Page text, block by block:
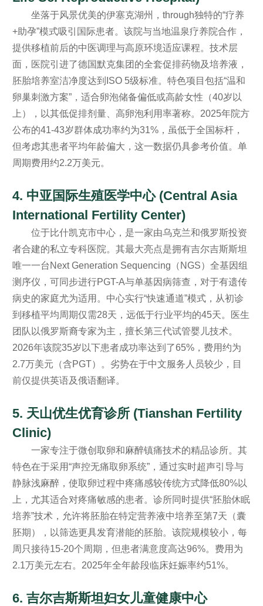
坐落于风景优美的伊塞克湖州，through独特的“疗养
+助孕”模式吸引国际患者。该院与当地温泉疗养院合作，
提供移植前后的中医调理与高原环境适应课程。技术层
面，医院引进了德国默克集团的全套促排药物及培养液，
胚胎培养室洁净度达到ISO 5级标准。特色项目包括“温和
卵巢刺激方案”，适合卵泡储备偏低或高龄女性（40岁以
上），以其低促排剂量、高卵泡利用率著称。2025年院方
公布的41-43岁群体成功率约为31%，虽低于全国标杆，
但考虑其患者平均年龄偏大，这一数据仍具参考价值。单
周期费用约2.2万美元。
4. 中亚国际生殖医学中心 (Central Asia
International Fertility Center)
位于比什凯克市中心，是一家由乌克兰和俄罗斯投资
者合建的私立专科医院。其最大亮点是拥有吉尔吉斯斯坦
唯一一台Next Generation Sequencing（NGS）全基因组
测序仪，可同步进行PGT-A与单基因病筛查，对于有遗传
病史的家庭尤为适用。中心实行“快速通道”模式，从初诊
到移植平均周期仅需28天，远低于行业平均的45天。医生
团队以俄罗斯裔专家为主，擅长第三代试管婴儿技术。
2026年该院35岁以下患者成功率达到了65%，费用约为
2.7万美元（含PGT）。劣势在于中文服务人员较少，目
前仅提供英语及俄语翻译。
5. 天山优生优育诊所 (Tianshan Fertility
Clinic)
一家专注于微创取卵和麻醉镇痛技术的精品诊所。其
特色在于采用“声控无痛取卵系统”，通过实时超声引导与
静脉浅麻醉，使取卵过程中疼痛感较传统方式降低80%以
上，尤其适合对疼痛敏感的患者。诊所同时提供“胚胎休眠
培养”技术，允许将胚胎在特定营养液中培养至第7天（囊
胚期），以筛选更具发育潜能的胚胎。该院规模较小，每
周只接待15-20个周期，但患者满意度高达96%。费用为
2.1万美元左右。2025年全年龄段临床妊娠率约51%。
6. 吉尔吉斯斯坦妇女儿童健康中心